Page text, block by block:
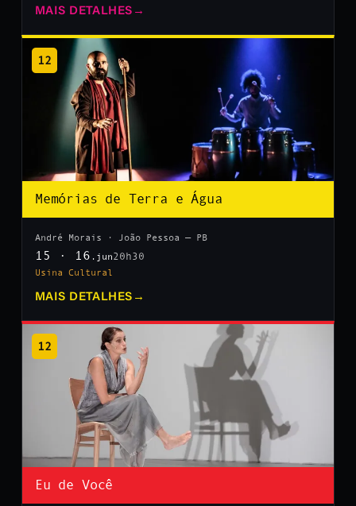
MAIS DETALHES →
12
Memórias de Terra e Água
André Morais · João Pessoa — PB
15 · 16 .jun20h30
Usina Cultural
MAIS DETALHES →
12
Eu de Você